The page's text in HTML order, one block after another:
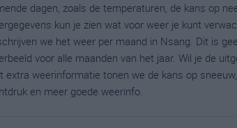
dagen, zoals de temperaturen, de kans op
kun je zien wat voor weer je kunt
we het weer per maand in Nsang. Dit is
voor alle maanden van het jaar. Wil je de
extra weerinformatie tonen we de kans op
en meer goede weerinfo.